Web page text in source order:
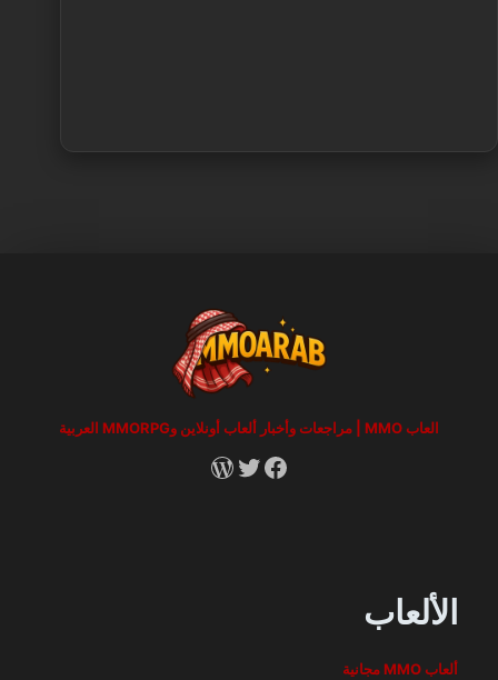
العاب MMO | مراجعات وأخبار ألعاب أونلاين وMMORPG العربية
Facebook
X
RSS
الألعاب
ألعاب MMO مجانية